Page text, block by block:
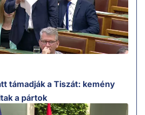
támadják a Tiszát: kemény
a pártok